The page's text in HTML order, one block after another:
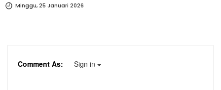
Minggu, 25 Januari 2026
Comment As: Sign in